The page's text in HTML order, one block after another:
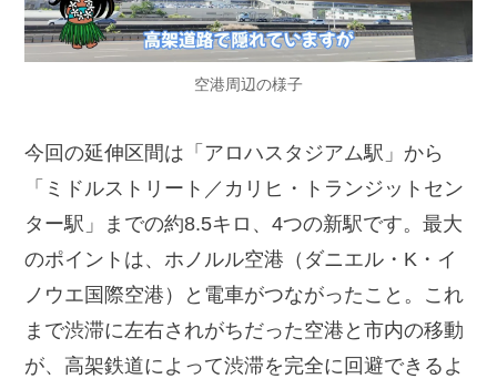
空港周辺の様子
今回の延伸区間は「アロハスタジアム駅」から
「ミドルストリート／カリヒ・トランジットセン
ター駅」までの約8.5キロ、4つの新駅です。最大
のポイントは、ホノルル空港（ダニエル・K・イ
ノウエ国際空港）と電車がつながったこと。これ
まで渋滞に左右されがちだった空港と市内の移動
が、高架鉄道によって渋滞を完全に回避できるよ